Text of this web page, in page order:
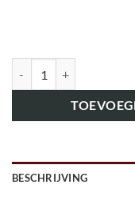
BESCHRIJVING